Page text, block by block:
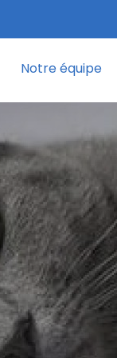
Notre équipe